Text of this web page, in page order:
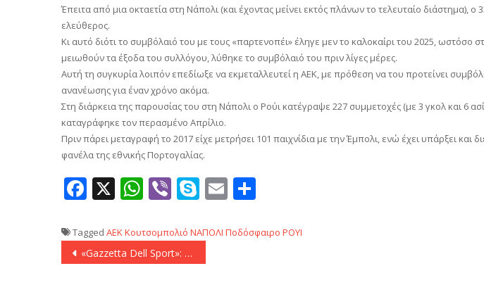
Έπειτα από μια οκταετία στη Νάπολι (και έχοντας μείνει εκτός πλάνων το τελευταίο διάστημα),
ελεύθερος.
Κι αυτό διότι το συμβόλαιό του με τους «παρτενοπέι» έληγε μεν το καλοκαίρι του 2025, ωστόσο
μειωθούν τα έξοδα του συλλόγου, λύθηκε το συμβόλαιό του πριν λίγες μέρες.
Αυτή τη συγκυρία λοιπόν επεδίωξε να εκμεταλλευτεί η ΑΕΚ, με πρόθεση να του προτείνει
ανανέωσης για έναν χρόνο ακόμα.
Στη διάρκεια της παρουσίας του στη Νάπολι ο Ρούι κατέγραψε 227 συμμετοχές (με 3 γκολ και 6
καταγράφηκε τον περασμένο Απρίλιο.
Πριν πάρει μεταγραφή το 2017 είχε μετρήσει 101 παιχνίδια με την Έμπολι, ενώ έχει υπάρξει και
φανέλα της εθνικής Πορτογαλίας.
Facebook
X WhatsApp
ViberSkype
Email
Tagged AEKΚουτσομπολιό ΝΑΠΟΛΙ Ποδόσφαιρο ΡΟΥΙ
Πλοήγηση
«Gazzetta Dell Sport»: «Ο Ολυμπιακός και τρεις ιταλικές ομάδες για Ινσίνιε»